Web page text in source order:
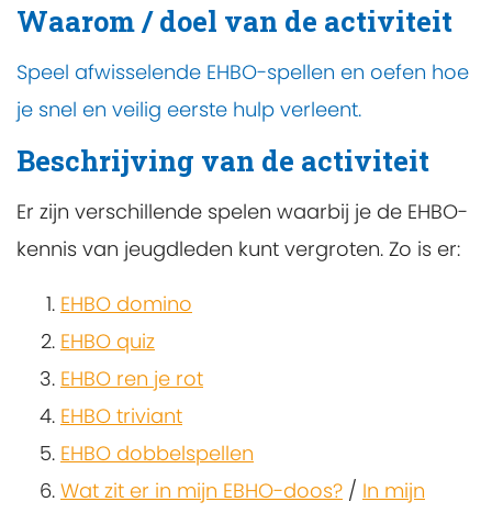
Waarom / doel van de activiteit
Speel afwisselende EHBO-spellen en oefen hoe
je snel en veilig eerste hulp verleent.
Beschrijving van de activiteit
Er zijn verschillende spelen waarbij je de EHBO-
kennis van jeugdleden kunt vergroten. Zo is er:
EHBO domino
EHBO quiz
EHBO ren je rot
EHBO triviant
EHBO dobbelspellen
Wat zit er in mijn EBHO-doos? / In mijn